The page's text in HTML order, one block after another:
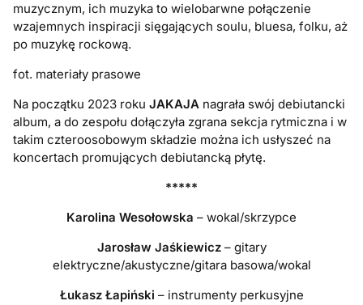
muzycznym, ich muzyka to wielobarwne połączenie
wzajemnych inspiracji sięgających soulu, bluesa, folku, aż
po muzykę rockową.
fot. materiały prasowe
Na początku 2023 rokuJAKAJA nagrała swój debiutancki
album, a do zespołu dołączyła zgrana sekcja rytmiczna i w
takim czteroosobowym składzie można ich usłyszeć na
koncertach promujących debiutancką płytę.
*****
Karolina Wesołowska – wokal/skrzypce
Jarosław Jaśkiewicz – gitary
elektryczne/akustyczne/gitara basowa/wokal
Łukasz Łapiński – instrumenty perkusyjne